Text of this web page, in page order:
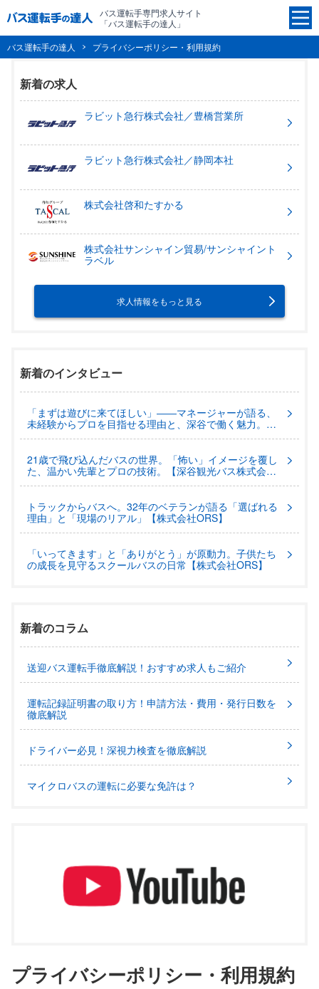
バス運転手専門求人サイト
「バス運転手の達人」
バス運転手の達人
プライバシーポリシー・利用規約
新着の求人
ラビット急行株式会社／豊橋営業所
ラビット急行株式会社／静岡本社
株式会社啓和たすかる
株式会社サンシャイン貿易/サンシャイント
ラベル
求人情報をもっと見る
新着のインタビュー
「まずは遊びに来てほしい」――マネージャーが語る、
未経験からプロを目指せる理由と、深谷で働く魅力。
【深谷観光バス株式会社】
21歳で飛び込んだバスの世界。「怖い」イメージを覆し
た、温かい先輩とプロの技術。【深谷観光バス株式会
社】
トラックからバスへ。32年のベテランが語る「選ばれる
理由」と「現場のリアル」【株式会社ORS】
「いってきます」と「ありがとう」が原動力。子供たち
の成長を見守るスクールバスの日常【株式会社ORS】
新着のコラム
送迎バス運転手徹底解説！おすすめ求人もご紹介
運転記録証明書の取り方！申請方法・費用・発行日数を
徹底解説
ドライバー必見！深視力検査を徹底解説
マイクロバスの運転に必要な免許は？
プライバシーポリシー・利用規約